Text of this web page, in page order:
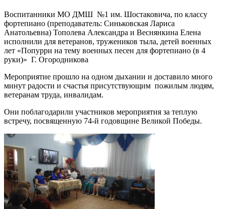
Воспитанники МО ДМШ №1 им. Шостаковича, по классу
фортепиано (преподаватель: Синьковская Лариса
Анатольевна) Тополева Александра и Веснянкина Елена
исполнили для ветеранов, тружеников тыла, детей военных
лет «Попурри на тему военных песен для фортепиано (в 4
руки)» Г. Огородникова
Мероприятие прошло на одном дыхании и доставило много
минут радости и счастья присутствующим пожилым людям,
ветеранам труда, инвалидам.
Они поблагодарили участников мероприятия за теплую
встречу, посвященную 74-й годовщине Великой Победы.